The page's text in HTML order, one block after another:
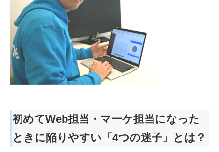
初めてWeb担当・マーケ担当になった
ときに陥りやすい「4つの迷子」とは？